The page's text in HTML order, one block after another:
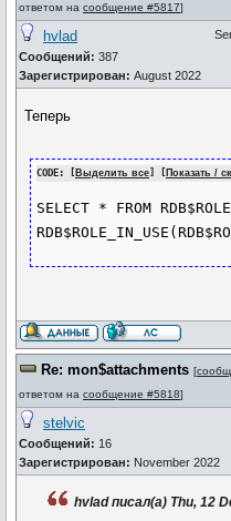
ответом на сообщение #5817]
hvlad
Сообщений: 387
Зарегистрирован: August 2022
Теперь
CODE: [ Выделить все] [ Показать /
SELECT * FROM
Re: mon$attachments [
ответом на сообщение #5818]
stelvic
Сообщений: 16
Зарегистрирован: November 2022
hvlad писал(а) Thu, 12